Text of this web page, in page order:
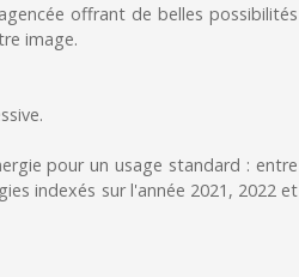
offrant de belles possibilités
image.
pour un usage standard : entre
indexés sur l'année 2021, 2022 et